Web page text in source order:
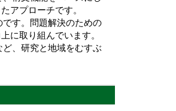
アプローチです。
す。問題解決のための
に取り組んでいます。
、研究と地域をむすぶ